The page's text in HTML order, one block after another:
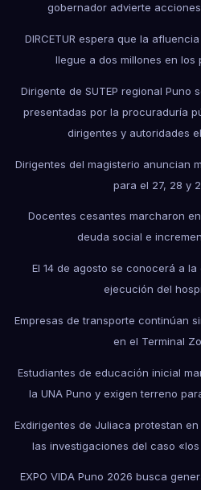
gobernador advierte
DIRCETUR espera que la
llegue a dos millones en los
Dirigente de SUTEP regional Puno
presentadas por la procuraduría
dirigentes y autoridades
Dirigentes del magisterio anuncian
para el 27, 28 y
Docentes cesantes marcharon
deuda social e
El 14 de agosto se conocerá a
ejecución del
Empresas de transporte continúan
en el Terminal
Estudiantes de educación inicial
la UNA Puno y exigen terreno
Exdirigentes de Juliaca protestan
las investigaciones del caso
EXPO VIDA Puno 2026 busca